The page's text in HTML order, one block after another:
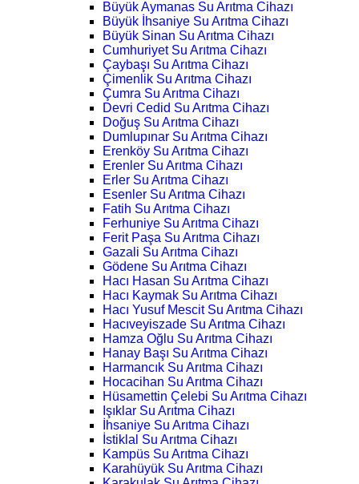
Büyük Aymanas Su Arıtma Cihazı
Büyük İhsaniye Su Arıtma Cihazı
Büyük Sinan Su Arıtma Cihazı
Cumhuriyet Su Arıtma Cihazı
Çaybaşı Su Arıtma Cihazı
Çimenlik Su Arıtma Cihazı
Çumra Su Arıtma Cihazı
Devri Cedid Su Arıtma Cihazı
Doğuş Su Arıtma Cihazı
Dumlupınar Su Arıtma Cihazı
Erenköy Su Arıtma Cihazı
Erenler Su Arıtma Cihazı
Erler Su Arıtma Cihazı
Esenler Su Arıtma Cihazı
Fatih Su Arıtma Cihazı
Ferhuniye Su Arıtma Cihazı
Ferit Paşa Su Arıtma Cihazı
Gazali Su Arıtma Cihazı
Gödene Su Arıtma Cihazı
Hacı Hasan Su Arıtma Cihazı
Hacı Kaymak Su Arıtma Cihazı
Hacı Yusuf Mescit Su Arıtma Cihazı
Hacıveyiszade Su Arıtma Cihazı
Hamza Oğlu Su Arıtma Cihazı
Hanay Başı Su Arıtma Cihazı
Harmancık Su Arıtma Cihazı
Hocacihan Su Arıtma Cihazı
Hüsamettin Çelebi Su Arıtma Cihazı
Işıklar Su Arıtma Cihazı
İhsaniye Su Arıtma Cihazı
İstiklal Su Arıtma Cihazı
Kampüs Su Arıtma Cihazı
Karahüyük Su Arıtma Cihazı